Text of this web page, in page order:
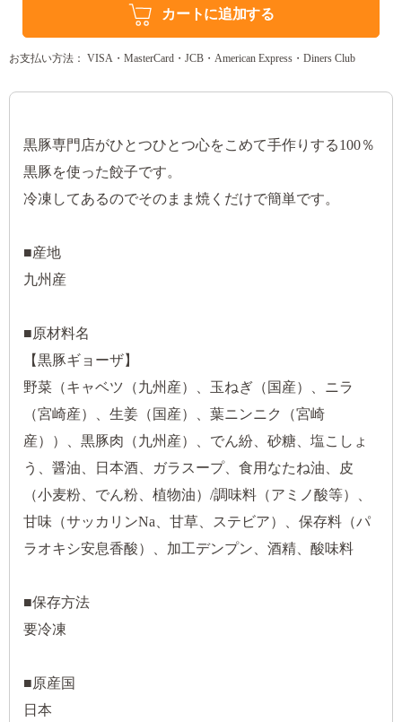
カートに追加する
お支払い方法： VISA・MasterCard・JCB・American Express・Diners Club
黒豚専門店がひとつひとつ心をこめて手作りする100％
黒豚を使った餃子です。
冷凍してあるのでそのまま焼くだけで簡単です。
■産地
九州産
■原材料名
【黒豚ギョーザ】
野菜（キャベツ（九州産）、玉ねぎ（国産）、ニラ
（宮崎産）、生姜（国産）、葉ニンニク（宮崎
産））、黒豚肉（九州産）、でん紛、砂糖、塩こしょ
う、醤油、日本酒、ガラスープ、食用なたね油、皮
（小麦粉、でん粉、植物油）/調味料（アミノ酸等）、
甘味（サッカリンNa、甘草、ステビア）、保存料（パ
ラオキシ安息香酸）、加工デンプン、酒精、酸味料
■保存方法
要冷凍
■原産国
日本